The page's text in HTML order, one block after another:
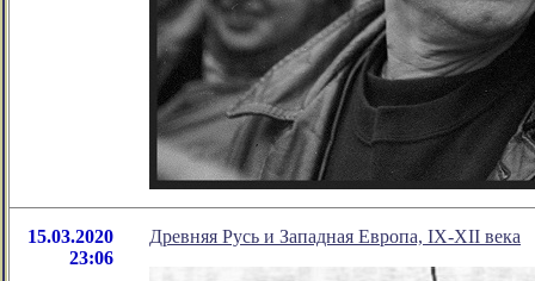
15.03.2020
23:06
Древняя Русь и Западная Европа, IX-XII века